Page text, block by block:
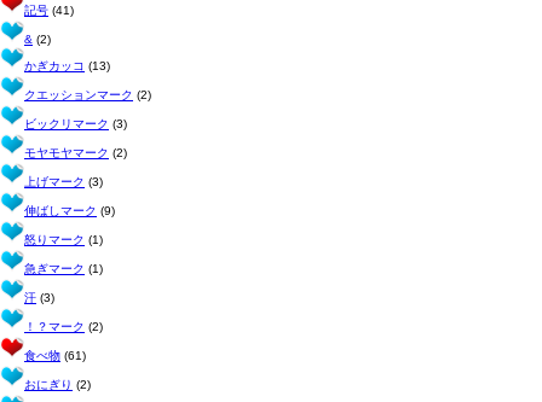
記号 (41)
& (2)
かぎカッコ (13)
クエッションマーク (2)
ビックリマーク (3)
モヤモヤマーク (2)
上げマーク (3)
伸ばしマーク (9)
怒りマーク (1)
急ぎマーク (1)
汗 (3)
！？マーク (2)
食べ物 (61)
おにぎり (2)